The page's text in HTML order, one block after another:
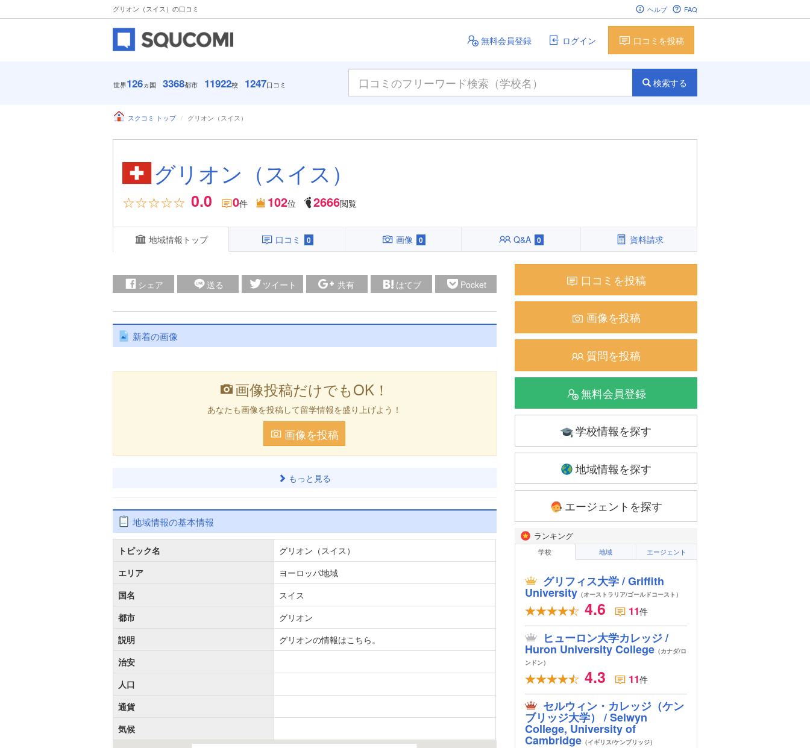
グリオン（スイス）の口コミ ヘルプ FAQ
無料会員登録 ログイン 口コミを投稿
世界126ヵ国 3368都市 11922校 1247口コミ 検索する
スクコミ トップ グリオン（スイス）
グリオン（スイス）
0.0 0件 102位 2666閲覧
地域情報トップ 口コミ 0 画像 0 Q&A 0 資料請求
シェア 送る ツイート 共有 はてブ Pocket
新着の画像
画像投稿だけでもOK！
あなたも画像を投稿して留学情報を盛り上げよう！
画像を投稿
もっと見る
地域情報の基本情報
トピック名
グリオン（スイス）
エリア
ヨーロッパ地域
国名
スイス
都市
グリオン
説明
グリオンの情報はこちら。
治安
人口
通貨
気候
口コミを投稿
画像を投稿
質問を投稿
無料会員登録
学校情報を探す
地域情報を探す
エージェントを探す
ランキング
学校 地域 エージェント
グリフィス大学 / Griffith
University（オーストラリア/ゴールドコースト）
4.6 11件
ヒューロン大学カレッジ /
Huron University College（カナダ/ロ
ンドン）
4.3 11件
セルウィン・カレッジ（ケン
ブリッジ大学） / Selwyn
College, University of
Cambridge（イギリス/ケンブリッジ）